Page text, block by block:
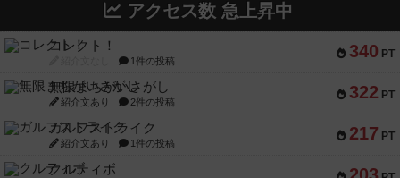
アクセス数 急上昇中
340 PT
コレクト！
1件の投稿
322 PT
無限まちがいさがし
紹介文あり 2件の投稿
217 PT
ガルフストライク
紹介文あり 1件の投稿
クルティボ